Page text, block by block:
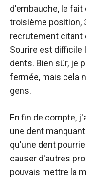
d'embauche, le fait
troisième position,
recrutement citant
Sourire est difficile
dents. Bien sûr, je
fermée, mais cela
gens.
En fin de compte,
une dent
qu'une dent
causer d'autres
pouvais mettre la